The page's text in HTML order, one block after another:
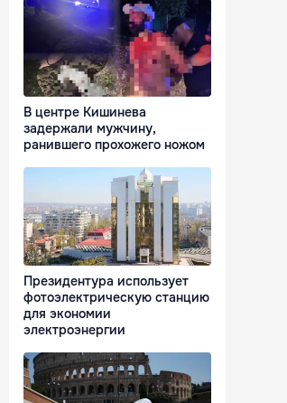
В центре Кишинева
задержали мужчину,
ранившего прохожего ножом
Президентура использует
фотоэлектрическую станцию
для экономии
электроэнергии